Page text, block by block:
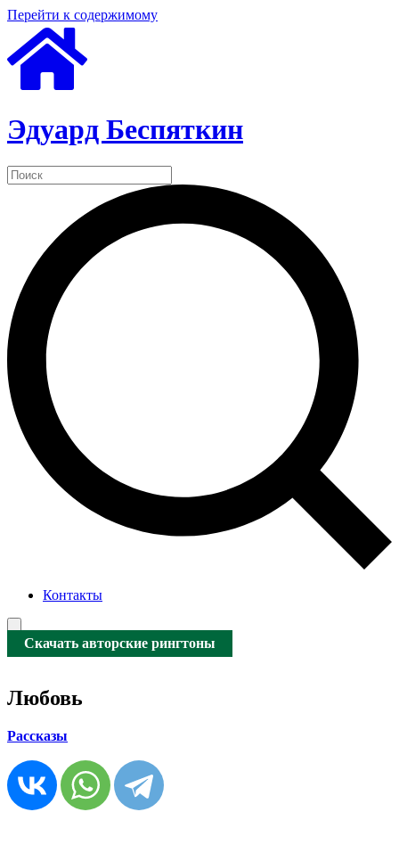
Перейти к содержимому
Эдуард Беспяткин
Контакты
Скачать авторские рингтоны
Любовь
Рассказы